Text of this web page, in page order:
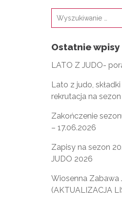
Ostatnie wpisy
LATO Z JUDO-
Lato z judo,
rekrutacja na
Zakończenie
– 17.06.2026
Zapisy na sezon
JUDO 2026
Wiosenna Zabawa
(AKTUALIZACJA